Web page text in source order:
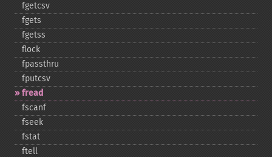
fgetcsv
fgets
fgetss
flock
fpassthru
fputcsv
fread
fscanf
fseek
fstat
ftell